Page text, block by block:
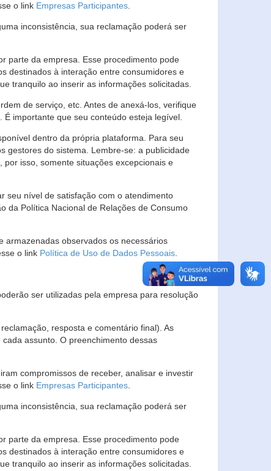
o link Empresas Participantes
inconsistência, sua reclamação poderá ser
parte da empresa. Esse procedimento pode
destinados à interação entre consumidores e
tranquilo ao inserir as informações solicitadas.
de serviço, etc. Antes de anexá-los, verifique
importante que seu conteúdo esteja legível.
dentro da própria plataforma. Para seu
gestores do sistema. Lembre-se: a publicidade
isso, somente situações excepcionais e
seu nível de satisfação com o atendimento
da Política Nacional de Relações de Consumo
observados os necessários
o link Política de Uso de Dados Pessoais
ser utilizadas pela empresa para resolução
resposta e comentário final). As
assunto. O preenchimento dessas
compromissos de receber, analisar e investir
o link Empresas Participantes
inconsistência, sua reclamação poderá ser
parte da empresa. Esse procedimento pode
destinados à interação entre consumidores e
tranquilo ao inserir as informações solicitadas.